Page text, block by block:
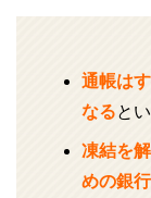
通帳は
なると
凍結を
めの銀